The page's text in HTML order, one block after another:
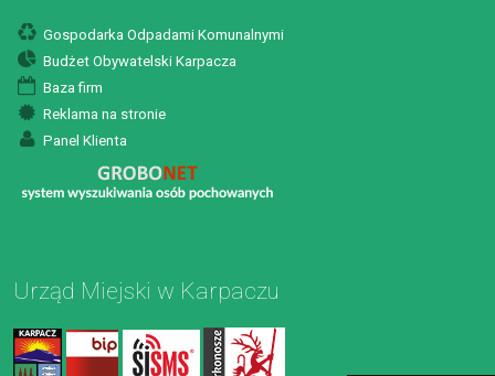
Gospodarka Odpadami Komunalnymi
Budżet Obywatelski Karpacza
Baza firm
Reklama na stronie
Panel Klienta
Urząd Miejski w Karpaczu